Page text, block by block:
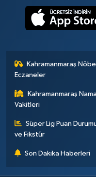
Kahramanmaraş
Eczaneler
Kahramanmaraş
Vakitleri
Süper Lig Puan
ve Fikstür
Son Dakika Haberleri